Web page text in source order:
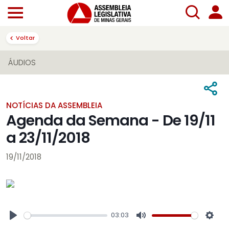
Voltar
ÁUDIOS
NOTÍCIAS DA ASSEMBLEIA
Agenda da Semana - De 19/11
a 23/11/2018
19/11/2018
03:03